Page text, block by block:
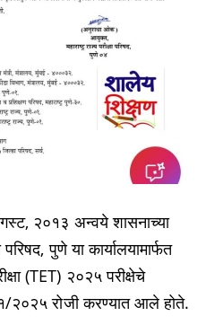
२०१३ अन्वये शासनाच्या
परिषद, पुणे या कार्यालयामार्फत
(TET) २०२५ परीक्षेचे
२०२५ रोजी करण्यात आले होते.